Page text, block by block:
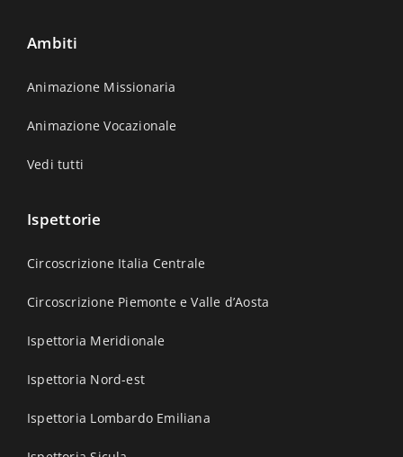
Ambiti
Animazione Missionaria
Animazione Vocazionale
Vedi tutti
Ispettorie
Circoscrizione Italia Centrale
Circoscrizione Piemonte e Valle d’Aosta
Ispettoria Meridionale
Ispettoria Nord-est
Ispettoria Lombardo Emiliana